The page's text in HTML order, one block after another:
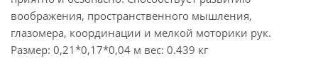
воображения, пространственного мышления,
глазомера, координации и мелкой моторики рук.
Размер: 0,21*0,17*0,04 м вес: 0.439 кг